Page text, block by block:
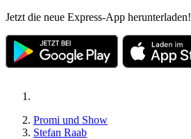
Jetzt die neue Express-App herunterladen!
Promi und Show
Stefan Raab